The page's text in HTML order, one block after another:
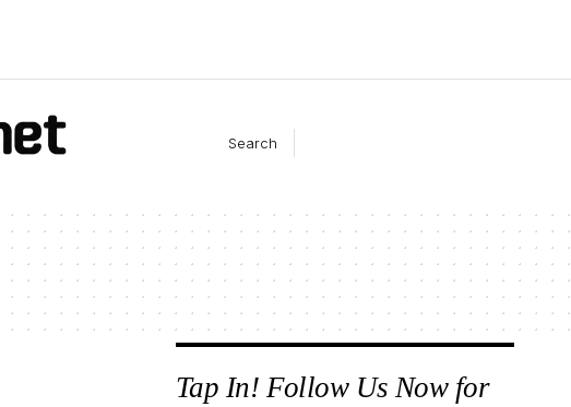
Search
Tap In! Follow Us Now for